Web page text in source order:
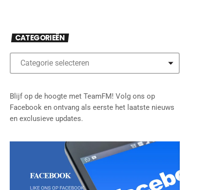
CATEGORIEËN
Blijf op de hoogte met TeamFM! Volg ons op
Facebook en ontvang als eerste het laatste nieuws
en exclusieve updates.